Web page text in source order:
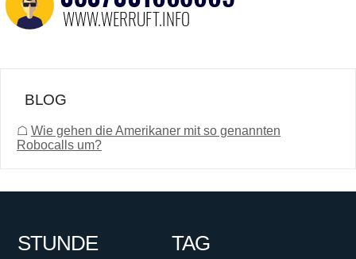
BLOG
☖ Wie gehen die Amerikaner mit so genannten
Robocalls um?
STUNDE TAG